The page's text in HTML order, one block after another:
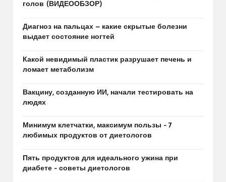
голов (ВИДЕООБЗОР)
Диагноз на пальцах — какие скрытые болезни
выдает состояние ногтей
Какой невидимый пластик разрушает печень и
ломает метаболизм
Вакцину, созданную ИИ, начали тестировать на
людях
Минимум клетчатки, максимум пользы – 7
любимых продуктов от диетологов
Пять продуктов для идеального ужина при
диабете – советы диетологов